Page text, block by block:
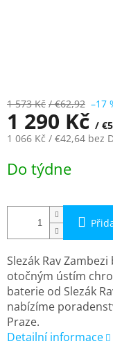
1 573 Kč / €62,92 –17
1 290 Kč /
1 066 Kč / €42,64 bez
cena:
Do týdne
Slezák Rav
otočným ústím
baterie od Slezák
nabízíme
Praze.
Detailní informace